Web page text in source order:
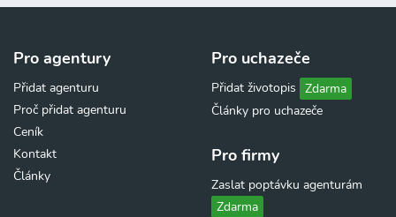
Pro agentury
Přidat agenturu
Proč přidat agenturu
Ceník
Kontakt
Články
Pro uchazeče
Přidat životopis Zdarma
Články pro uchazeče
Pro firmy
Zaslat poptávku agenturám
Zdarma